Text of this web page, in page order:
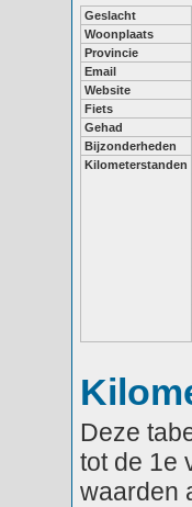
Geslacht
Woonplaats
Provincie
Email
Website
Fiets
Gehad
Bijzonderheden
Kilometerstanden
Deze
tot de 1e
waarden